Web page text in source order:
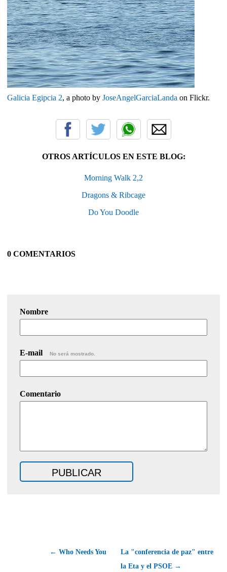
Galicia Egipcia 2, a photo by JoseAngelGarciaLanda on Flickr.
OTROS ARTÍCULOS EN ESTE BLOG:
Morning Walk 2,2
Dragons & Ribcage
Do You Doodle
0 COMENTARIOS
Nombre
E-mail No será mostrado.
Comentario
← Who Needs You
La "conferencia de paz" entre
la Eta y el PSOE →